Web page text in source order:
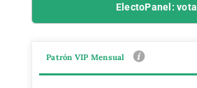
ElectoPanel: vota
Patrón VIP Mensual